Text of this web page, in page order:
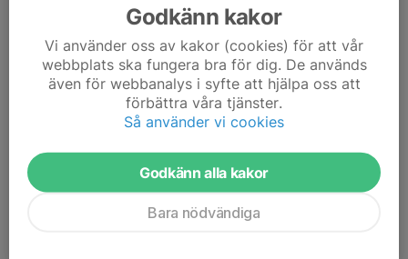
Här hamnar automatiskt de senaste nyheterna på hemsidan. För
att kunna börja administrera hemsidan loggar du in högst upp till
Godkänn kakor
Vi använder oss av kakor (cookies) för att vår
webbplats ska fungera bra för dig. De används
även för webbanalys i syfte att hjälpa oss att
förbättra våra tjänster.
Så använder vi cookies
Godkänn alla kakor
Bara nödvändiga